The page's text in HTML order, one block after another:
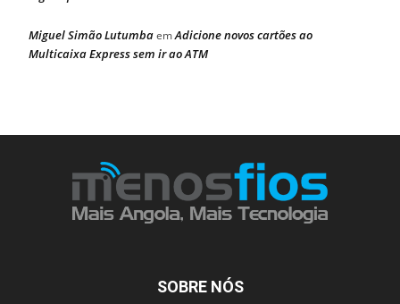
Miguel Simão LutumbaemAdicione novos cartões ao
Multicaixa Express sem ir ao ATM
SOBRE NÓS